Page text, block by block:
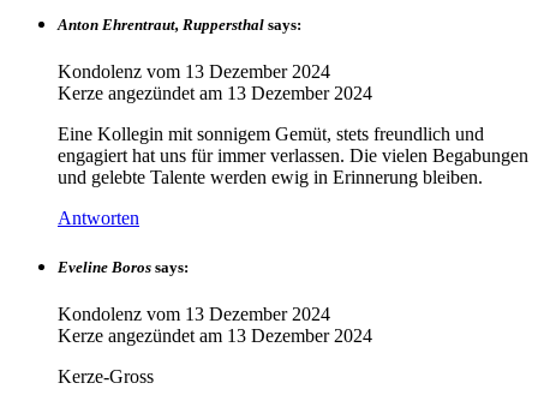
Anton Ehrentraut, Ruppersthal says:
Kondolenz vom 13 Dezember 2024
Kerze angezündet am 13 Dezember 2024
Eine Kollegin mit sonnigem Gemüt, stets freundlich und
engagiert hat uns für immer verlassen. Die vielen Begabungen
und gelebte Talente werden ewig in Erinnerung bleiben.
Antworten
Eveline Boros says:
Kondolenz vom 13 Dezember 2024
Kerze angezündet am 13 Dezember 2024
Kerze-Gross